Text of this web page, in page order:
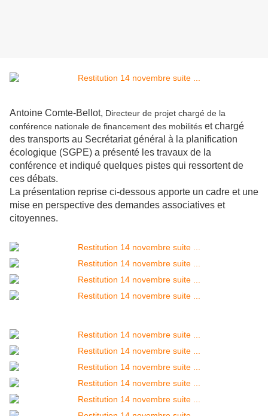
Antoine Comte-Bellot, Directeur de projet chargé de la
conférence nationale de financement des mobilités et chargé
des transports au Secrétariat général à la planification
écologique (SGPE) a présenté les travaux de la
conférence et indiqué quelques pistes qui ressortent de
ces débats.
La présentation reprise ci-dessous apporte un cadre et une
mise en perspective des demandes associatives et
citoyennes.